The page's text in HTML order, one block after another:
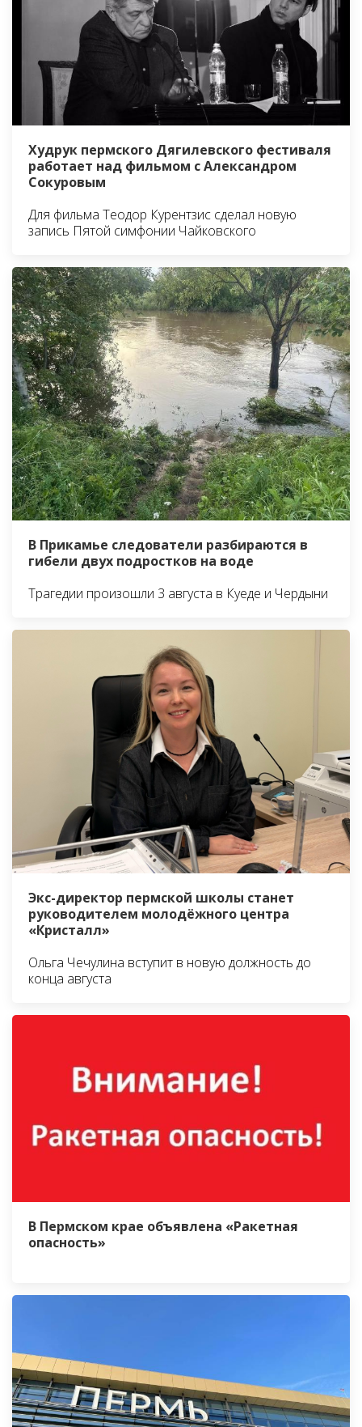
Худрук пермского Дягилевского фестиваля
работает над фильмом с Александром
Сокуровым
Для фильма Теодор Курентзис сделал новую
запись Пятой симфонии Чайковского
В Прикамье следователи разбираются в
гибели двух подростков на воде
Трагедии произошли 3 августа в Куеде и Чердыни
Экс-директор пермской школы станет
руководителем молодёжного центра
«Кристалл»
Ольга Чечулина вступит в новую должность до
конца августа
В Пермском крае объявлена «Ракетная
опасность»